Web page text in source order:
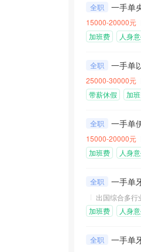
全职
一手单央
15000-20000元
加班费
人身
全职
一手单
25000-30000元
带薪休假
加
全职
一手单
15000-20000元
加班费
人身
全职
一手单
出国综合多行
加班费
人身
全职
一手单